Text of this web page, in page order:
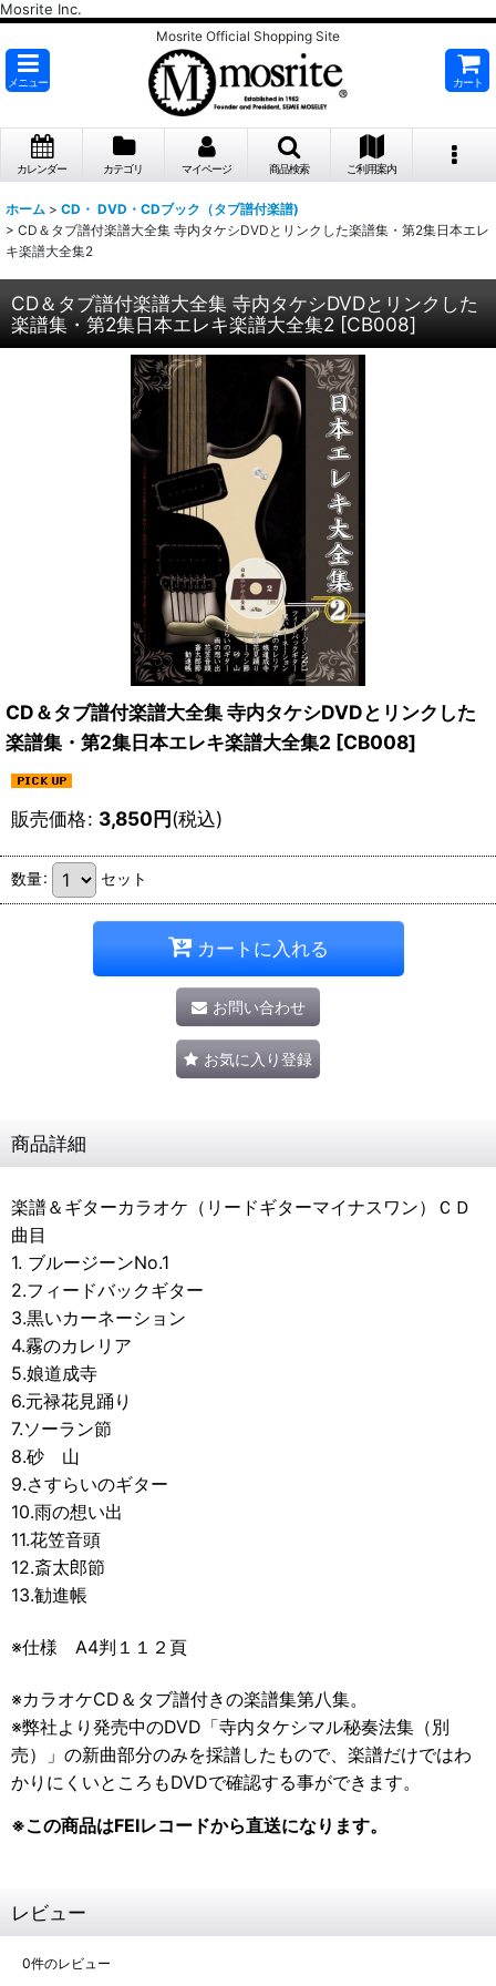
Mosrite Inc.
Mosrite Official Shopping Site
メニュー カート
カレンダー カテゴリ マイページ 商品検索 ご利用案内
ホーム > CD・ DVD・CDブック（タブ譜付楽譜)
> CD＆タブ譜付楽譜大全集 寺内タケシDVDとリンクした楽譜集・第2集日本エレ
キ楽譜大全集2
CD＆タブ譜付楽譜大全集 寺内タケシDVDとリンクした
楽譜集・第2集日本エレキ楽譜大全集2 [CB008]
CD＆タブ譜付楽譜大全集 寺内タケシDVDとリンクした
楽譜集・第2集日本エレキ楽譜大全集2 [CB008]
販売価格: 3,850円(税込)
数量: セット
カートに入れる
お問い合わせ
お気に入り登録
商品詳細
楽譜＆ギターカラオケ（リードギターマイナスワン）ＣＤ
曲目
1. ブルージーンNo.1
2.フィードバックギター
3.黒いカーネーション
4.霧のカレリア
5.娘道成寺
6.元禄花見踊り
7.ソーラン節
8.砂 山
9.さすらいのギター
10.雨の想い出
11.花笠音頭
12.斎太郎節
13.勧進帳
※仕様 A4判１１２頁
※カラオケCD＆タブ譜付きの楽譜集第八集。
※弊社より発売中のDVD「寺内タケシマル秘奏法集（別
売）」の新曲部分のみを採譜したもので、楽譜だけではわ
かりにくいところもDVDで確認する事ができます。
※この商品はFEIレコードから直送になります。
レビュー
0件のレビュー